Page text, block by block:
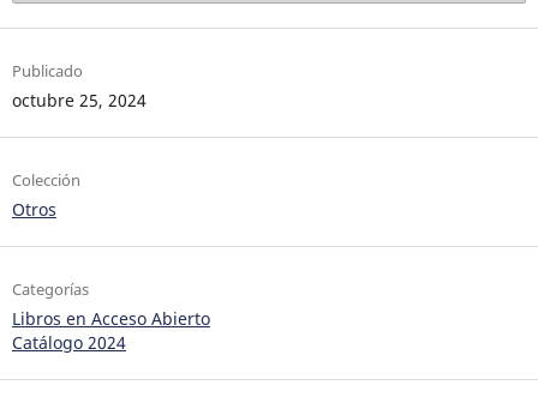
Publicado
octubre 25, 2024
Colección
Otros
Categorías
Libros en Acceso Abierto
Catálogo 2024